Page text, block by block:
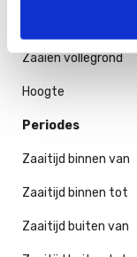
Zaaien vollegrond
Hoogte
Periodes
Zaaitijd binnen van
Zaaitijd binnen tot
Zaaitijd buiten van